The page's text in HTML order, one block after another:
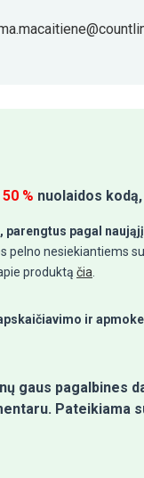
50 % nuolaidos
pagal
pelno nesiekiantiems
produktą čia
ir
gaus
Pateikiama